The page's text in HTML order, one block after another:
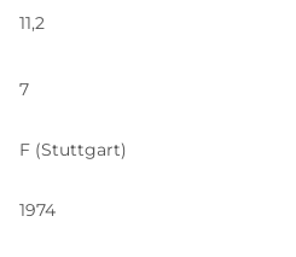
11,2
7
F (Stuttgart)
1974